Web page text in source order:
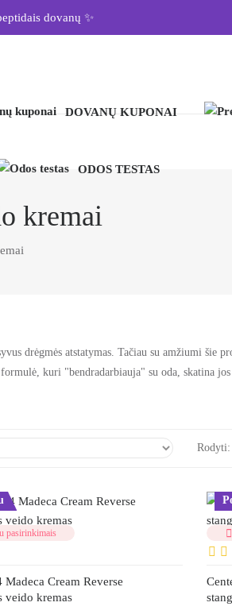
dovanų ✨
DOVANŲ KUPONAI
ODOS TESTAS
kremai
drėgmės atstatymas. Tačiau su amžiumi šie
kuri "bendradarbiauja" su oda, skatina
Rodyti:
pasirinkimais
Madeca Cream Reverse
veido kremas